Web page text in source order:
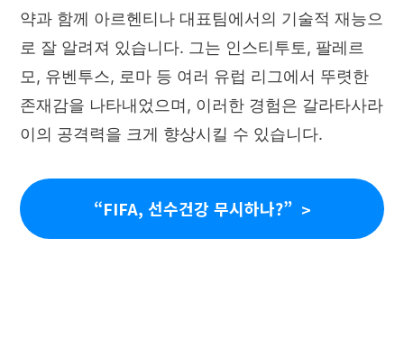
약과 함께 아르헨티나 대표팀에서의 기술적 재능으
로 잘 알려져 있습니다. 그는 인스티투토, 팔레르
모, 유벤투스, 로마 등 여러 유럽 리그에서 뚜렷한
존재감을 나타내었으며, 이러한 경험은 갈라타사라
이의 공격력을 크게 향상시킬 수 있습니다.
“FIFA, 선수건강 무시하나?”